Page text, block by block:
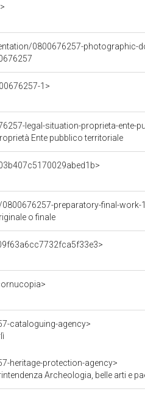
0800676257-photographic-
1>
legal-situation-proprieta-ente-
Ente pubblico territoriale
preparatory-final-work-
o finale
cataloguing-agency>
heritage-protection-agency>
Archeologia, belle arti e